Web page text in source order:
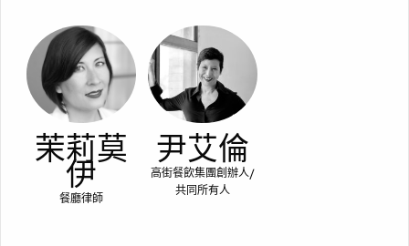
茉莉莫
伊
餐廳律師
尹艾倫
高街餐飲集團創辦人/
共同所有人